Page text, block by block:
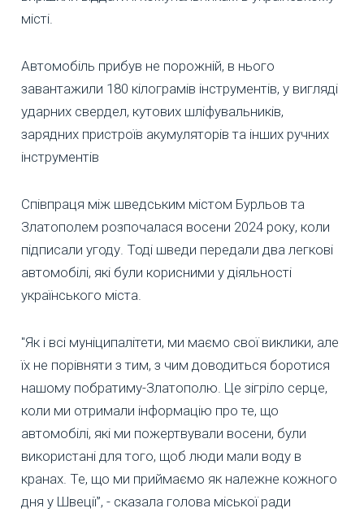
місті.
Автомобіль прибув не порожній, в нього
завантажили 180 кілограмів інструментів, у вигляді
ударних свердел, кутових шліфувальників,
зарядних пристроїв акумуляторів та інших ручних
інструментів
Співпраця між шведським містом Бурльов та
Златополем розпочалася восени 2024 року, коли
підписали угоду. Тоді шведи передали два легкові
автомобілі, які були корисними у діяльності
українського міста.
"Як і всі муніципалітети, ми маємо свої виклики, але
їх не порівняти з тим, з чим доводиться боротися
нашому побратиму-Златополю. Це зігріло серце,
коли ми отримали інформацію про те, що
автомобілі, які ми пожертвували восени, були
використані для того, щоб люди мали воду в
кранах. Те, що ми приймаємо як належне кожного
дня у Швеції”, - сказала голова міської ради